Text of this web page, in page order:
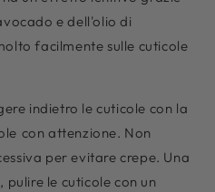
e dell'olio di
facilmente sulle cuticole
indietro le cuticole con la
con attenzione. Non
per evitare crepe. Una
le cuticole con un